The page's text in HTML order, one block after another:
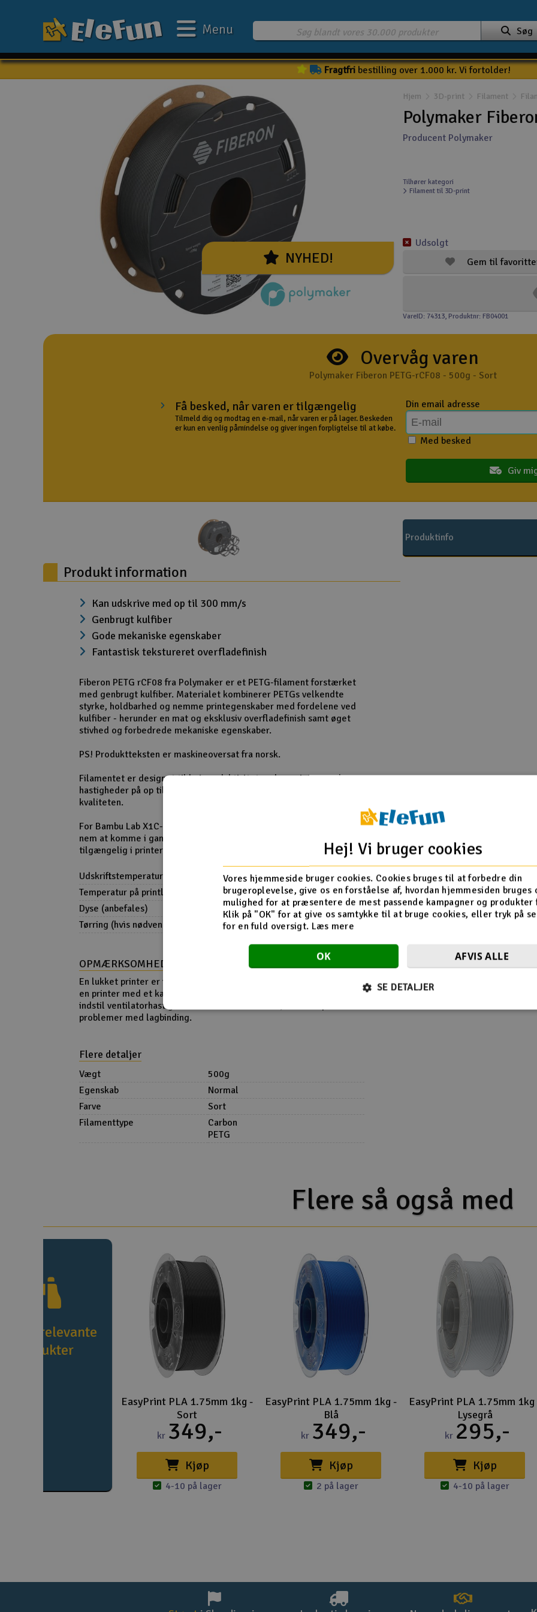
Mine favoritter
Gavekort
Batteri & ladere
Helikopter
Raketter
Smarthjem, leg og hobby
Solenergi
Værktøj, udstyr og tilbehør
Gavekort
Søg
Menu
Fragtfribestilling over 1.000 kr. Vi fortolder!
NYHED!
Hjem 3D-print Filament
Polymaker
Producent Polymaker
Tilhører kategori
Filament til 3D-print
Gem til
Udsolgt
VareID: 74313, Produktnr: FB04001
Overvåg varen
Polymaker Fiberon PETG-rCF08 - 500g - Sort
Få besked, når varen er tilgængelig
Tilmeld dig og modtag en e-mail, når varen er på lager. Beskeden
er kun en venlig påmindelse og giver ingen forpligtelse til at købe.
Din email adresse
Med besked
Giv
Produktinfo
Produkt information
Kan udskrive med op til 300 mm/s
Genbrugt kulfiber
Gode mekaniske egenskaber
Fantastisk tekstureret overfladefinish
Fiberon PETG rCF08 fra Polymaker er et PETG-filament forstærket
med genbrugt kulfiber. Materialet kombinerer PETGs velkendte
styrke, holdbarhed og nemme printegenskaber med fordelene ved
kulfiber - herunder en mat og eksklusiv overfladefinish samt øget
stivhed og forbedrede mekaniske egenskaber.
PS! Produktteksten er maskineoversat fra norsk.
Filamentet er designet til høj produktivitet og kan printes med
hastigheder på op til 300 mm/s uden at gå på kompromis med
kvaliteten.
For Bambu Lab X1C- og P1S-brugere er Fiberon PETG rCF08 ekstra
nem at komme i gang med, da materialeprofilen allerede er
tilgængelig i printerens software.
Udskriftstemperatur
240-270°C
Temperatur på printlejet
60-70°C
Dyse (anbefales)
Hærdet
Tørring (hvis nødvendigt)
65°C i cirka 3 timer
OPMÆRKSOMHED!
En lukket printer er ikke nødvendig. Hold lågen åben, hvis du bruger
en printer med et kabinet. Prøv en lavere udskrivningshastighed, og
indstil ventilatorhastigheden til maksimalt 50 %, hvis du oplever
problemer med lagbinding.
Flere detaljer
Vægt
500g
Egenskab
Normal
Farve
Sort
Filamenttype
Carbon
PETG
Flere så også med
flere relevante
produkter
EasyPrint PLA 1.75mm 1kg -
Sort
kr 349,-
Kjøp
4-10 på lager
EasyPrint PLA 1.75mm 1kg -
Blå
kr 349,-
Kjøp
2 på lager
EasyPrint PLA 1.75mm 1kg
Lysegrå
kr 295,-
Kjøp
4-10 på lager
Hej! Vi bruger cookies
Vores hjemmeside bruger cookies. Cookies bruges til at forbedre din
brugeroplevelse, give os en forståelse af, hvordan hjemmesiden bruges
mulighed for at præsentere de mest passende kampagner og produkter
Klik på "OK" for at give os samtykke til at bruge cookies, eller tryk på
for en fuld oversigt. Læs mere
OK AFVIS ALLE
SE DETALJER